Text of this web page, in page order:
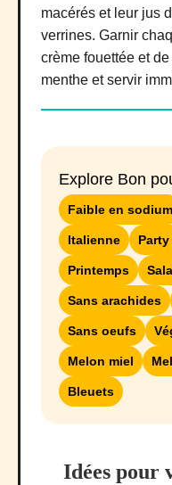
macérés et leur jus
verrines. Garnir
crème fouettée et
menthe et servir
Explore Bon
Faible en sodium
Italienne
Printemps
Sans arachides
Sans oeufs
Melon miel
Bleuets
Idées pour